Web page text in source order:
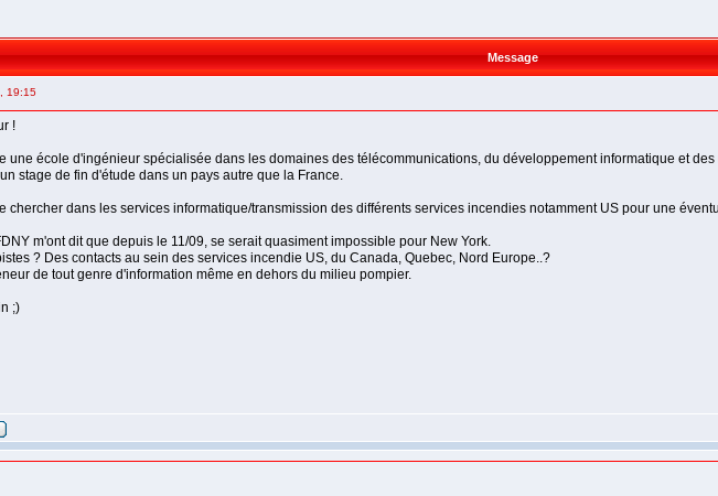
Message
19:15
!
une école d'ingénieur spécialisée dans les domaines des télécommunications, du développement informatique et
stage de fin d'étude dans un pays autre que la France.
chercher dans les services informatique/transmission des différents services incendies notamment US pour une
m'ont dit que depuis le 11/09, se serait quasiment impossible pour New York.
? Des contacts au sein des services incendie US, du Canada, Quebec, Nord Europe..?
de tout genre d'information même en dehors du milieu pompier.
;)